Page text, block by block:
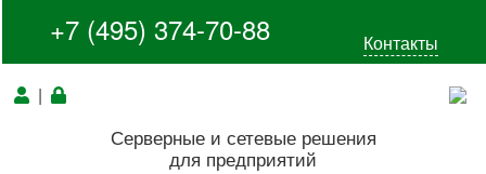
+7 (495) 374-70-88 Контакты
|
Серверные и сетевые решения
для предприятий